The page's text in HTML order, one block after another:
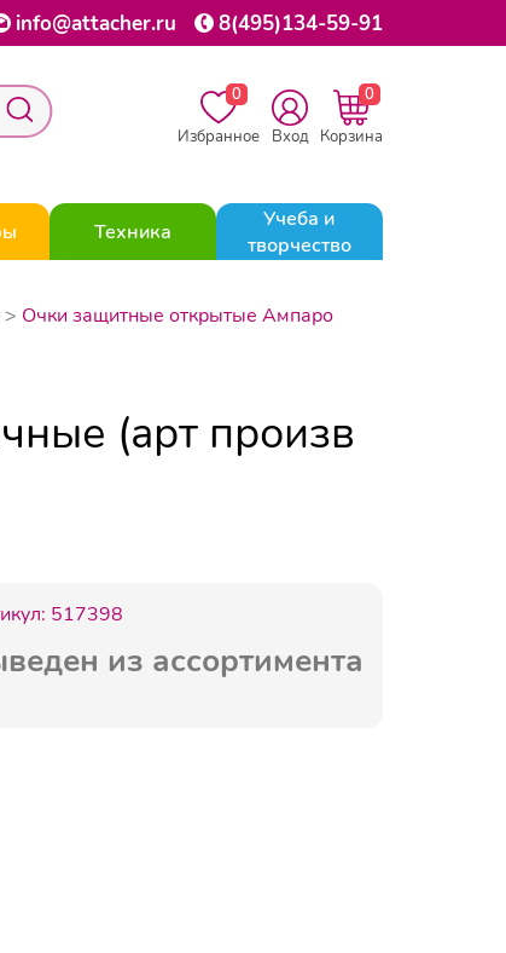
info@attacher.ru 8(495)134-59-91
0
Избранное
Вход
0
Корзина
Техника
Учеба и
творчество
Очки защитные открытые Ампаро
(арт произв
517398
из ассортимента